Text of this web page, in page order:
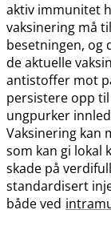
aktiv immunitet
vaksinering må
besetningen, og
de aktuelle
antistoffer mot
persistere opp
ungpurker
Vaksinering kan
som kan gi lokal
skade på
standardisert
både ved